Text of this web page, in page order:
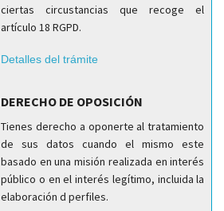
ciertas circustancias que recoge el
artículo 18 RGPD.
Detalles del trámite
DERECHO DE OPOSICIÓN
Tienes derecho a oponerte al tratamiento
de sus datos cuando el mismo este
basado en una misión realizada en interés
público o en el interés legítimo, incluida la
elaboración d perfiles.